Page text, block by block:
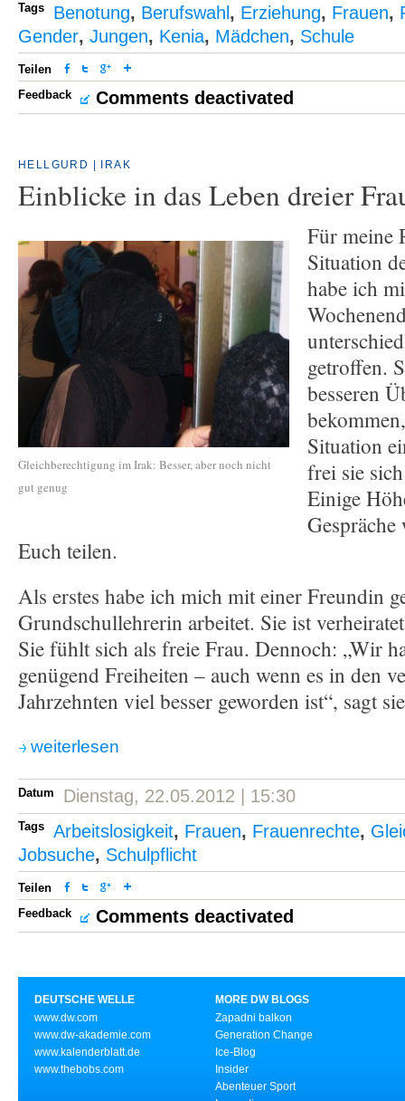
Tags Benotung, Berufswahl , Erziehung, Frauen,
Gender, Jungen, Kenia, Mädchen, Schule
Teilen
Feedback
Comments deactivated
HELLGURD | IRAK
Einblicke in das Leben dreier
Gleichberechtigung im Irak: Besser, aber noch nicht
gut genug
Für meine
Situation
habe ich
getroffen.
besseren
Situation
frei sie
Einige
Euch teilen.
Als erstes habe ich mich mit einer Freundin
Grundschullehrerin arbeitet. Sie ist
Sie fühlt sich als freie Frau. Dennoch: „Wir
genügend Freiheiten – auch wenn es in den
Jahrzehnten viel besser geworden ist“, sagt
weiterlesen
Datum Dienstag, 22.05.2012 | 15:30
Tags Arbeitslosigkeit, Frauen, Frauenrechte,
Jobsuche, Schulpflicht
Teilen
Feedback
Comments deactivated
DEUTSCHE WELLE
www.dw.com
www.dw-akademie.com
www.kalenderblatt.de
www.thebobs.com
MORE DW BLOGS
Zapadni balkon
Generation Change
Ice-Blog
Insider
Abenteuer Sport